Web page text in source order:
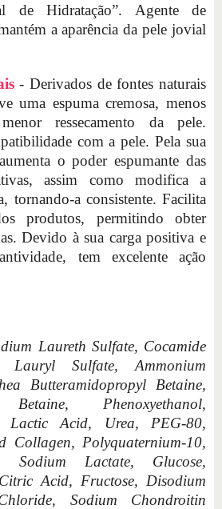
de Hidratação”. Agente de
a aparência da pele jovial
- Derivados de fontes naturais
uma espuma cremosa, menos
ressecamento da pele.
com a pele. Pela sua
o poder espumante das
assim como modifica a
tornando-a consistente. Facilita
produtos, permitindo obter
Devido à sua carga positiva e
tem excelente ação
Laureth Sulfate, Cocamide
Lauryl Sulfate, Ammonium
Butteramidopropyl Betaine,
Betaine, Phenoxyethanol,
Lactic Acid, Urea, PEG-80,
Collagen, Polyquaternium-10,
Sodium Lactate, Glucose,
Acid, Fructose, Disodium
Sodium Chondroitin